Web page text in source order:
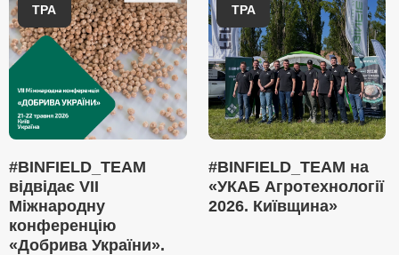
ТРА
#BINFIELD_TEAM
відвідає VII
Міжнародну
конференцію
«Добрива України».
ТРА
#BINFIELD_TEAM на
«УКАБ Агротехнології
2026. Київщина»